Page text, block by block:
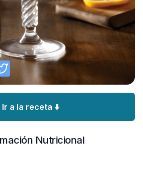
Ir a la receta ⬇️
Nutricional